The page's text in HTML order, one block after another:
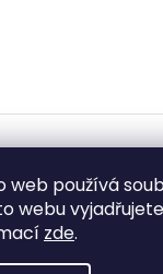
web používá
webu
zde.
vyhrazena.
tržeb je prodávající